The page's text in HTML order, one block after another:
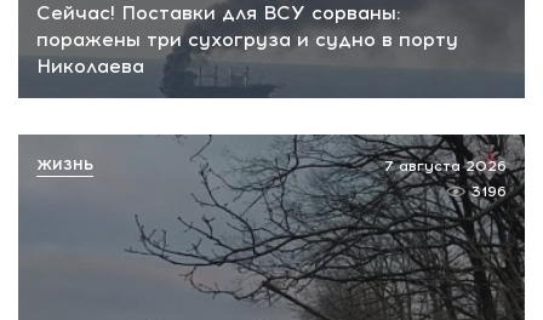
Сейчас! Поставки для ВСУ сорваны:
поражены три сухогруза и судно в порту
Николаева
7 августа 2026
3196
ЖИЗНЬ